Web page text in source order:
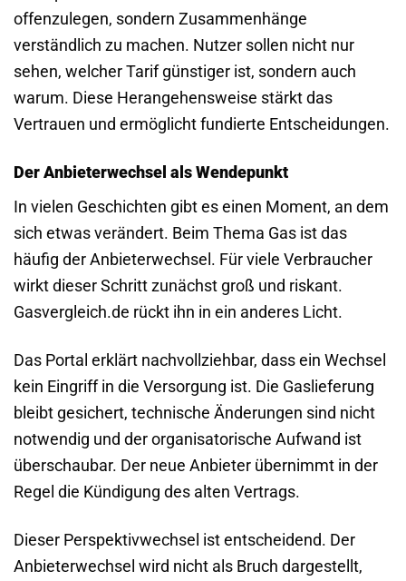
offenzulegen, sondern Zusammenhänge
verständlich zu machen. Nutzer sollen nicht nur
sehen, welcher Tarif günstiger ist, sondern auch
warum. Diese Herangehensweise stärkt das
Vertrauen und ermöglicht fundierte Entscheidungen.
Der Anbieterwechsel als Wendepunkt
In vielen Geschichten gibt es einen Moment, an dem
sich etwas verändert. Beim Thema Gas ist das
häufig der Anbieterwechsel. Für viele Verbraucher
wirkt dieser Schritt zunächst groß und riskant.
Gasvergleich.de rückt ihn in ein anderes Licht.
Das Portal erklärt nachvollziehbar, dass ein Wechsel
kein Eingriff in die Versorgung ist. Die Gaslieferung
bleibt gesichert, technische Änderungen sind nicht
notwendig und der organisatorische Aufwand ist
überschaubar. Der neue Anbieter übernimmt in der
Regel die Kündigung des alten Vertrags.
Dieser Perspektivwechsel ist entscheidend. Der
Anbieterwechsel wird nicht als Bruch dargestellt,